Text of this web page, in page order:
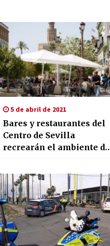
5 de abril de 2021
Bares y restaurantes del
Centro de Sevilla
recrearán el ambiente de
sevillanas y farolillos